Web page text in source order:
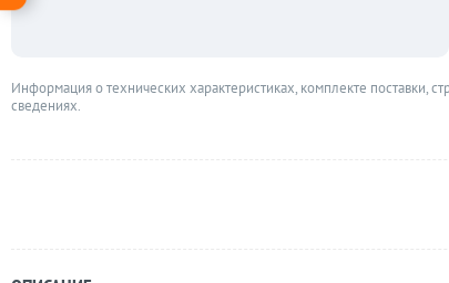
Информация о технических характеристиках, комплекте поставки,
сведениях.